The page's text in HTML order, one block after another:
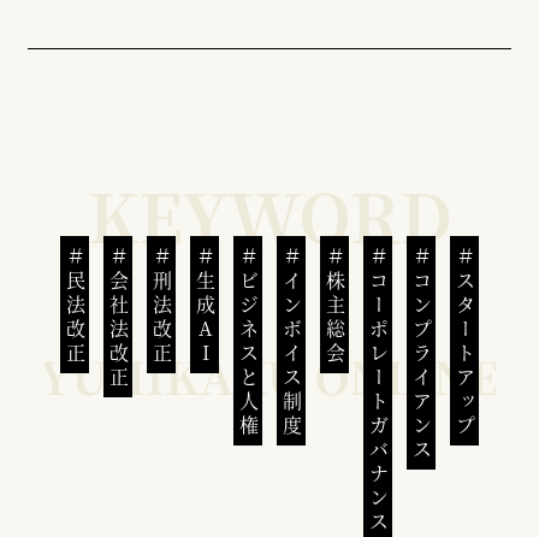
民法改正 会社法改正 刑法改正 生成AI ビジネスと人権インボイス制度 株主総会 コーポレートガバナンスコンプライアンススタートアップ